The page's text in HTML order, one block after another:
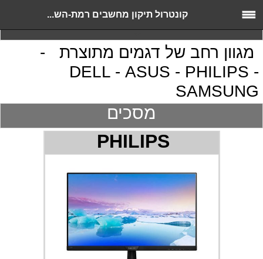
קונטרול תיקון מחשבים רמת-הש...
מסכים
PHILIPS
מגוון רחב של דגמים מתוצרת -
DELL - ASUS - PHILIPS -
SAMSUNG